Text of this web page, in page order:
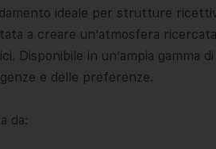
ideale per strutture
a creare un’atmosfera
Disponibile in un’ampia gamma
e delle preferenze.
da: